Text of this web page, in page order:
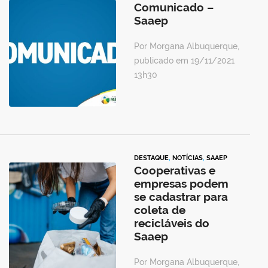
Comunicado –
Saaep
Por Morgana Albuquerque,
publicado em 19/11/2021
13h30
DESTAQUE, NOTÍCIAS, SAAEP
Cooperativas e
empresas podem
se cadastrar para
coleta de
recicláveis do
Saaep
Por Morgana Albuquerque,